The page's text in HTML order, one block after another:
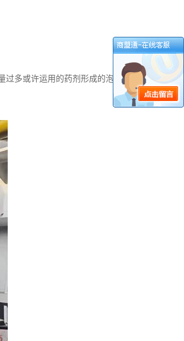
过多或许运用的药剂形成的泡沫